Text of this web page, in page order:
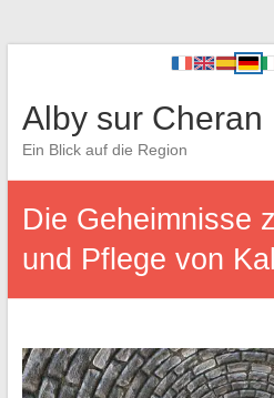
Alby sur Cheran
Ein Blick auf die Region
Die Geheimnisse
und Pflege von